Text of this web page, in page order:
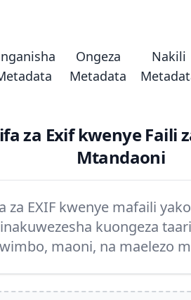
Ongeza
Metadata
Nakili
za Exif kwenye Faili
Mtandaoni
EXIF kwenye mafaili
kuongeza
maoni, na maelezo